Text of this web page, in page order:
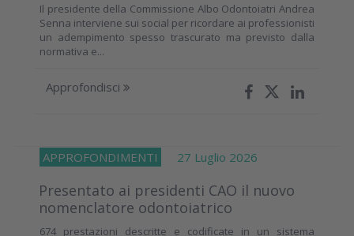
Il presidente della Commissione Albo Odontoiatri Andrea
Senna interviene sui social per ricordare ai professionisti
un adempimento spesso trascurato ma previsto dalla
normativa e...
Approfondisci
APPROFONDIMENTI 27 Luglio 2026
Presentato ai presidenti CAO il nuovo
nomenclatore odontoiatrico
674 prestazioni descritte e codificate in un sistema